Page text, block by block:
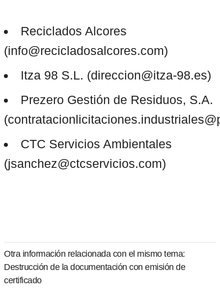
Reciclados Alcores
Prezero Gestión de Residuos, S.A.
CTC Servicios Ambientales
(jsanchez@ctcservicios.com)
Otra información relacionada con el mismo tema:
Destrucción de la documentación con emisión de
certificado